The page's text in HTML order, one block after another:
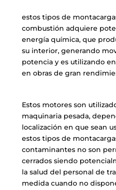
estos tipos de
combustión adquiere
energía química, que
su interior, generando
potencia y es utilizando
en obras de gran
Estos motores son
maquinaria pesada,
localización en que sean
estos tipos de
contaminantes no son
cerrados siendo
la salud del personal de
medida cuando no